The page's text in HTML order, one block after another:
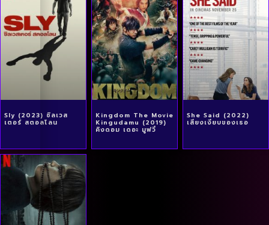
Sly (2023) ซิลเวส
เตอร์ สตอลโลน
Kingdom The Movie
Kingudamu (2019)
คิงดอม เดอะ มูฟวี่
She Said (2022)
เสียงเงียบของเธอ